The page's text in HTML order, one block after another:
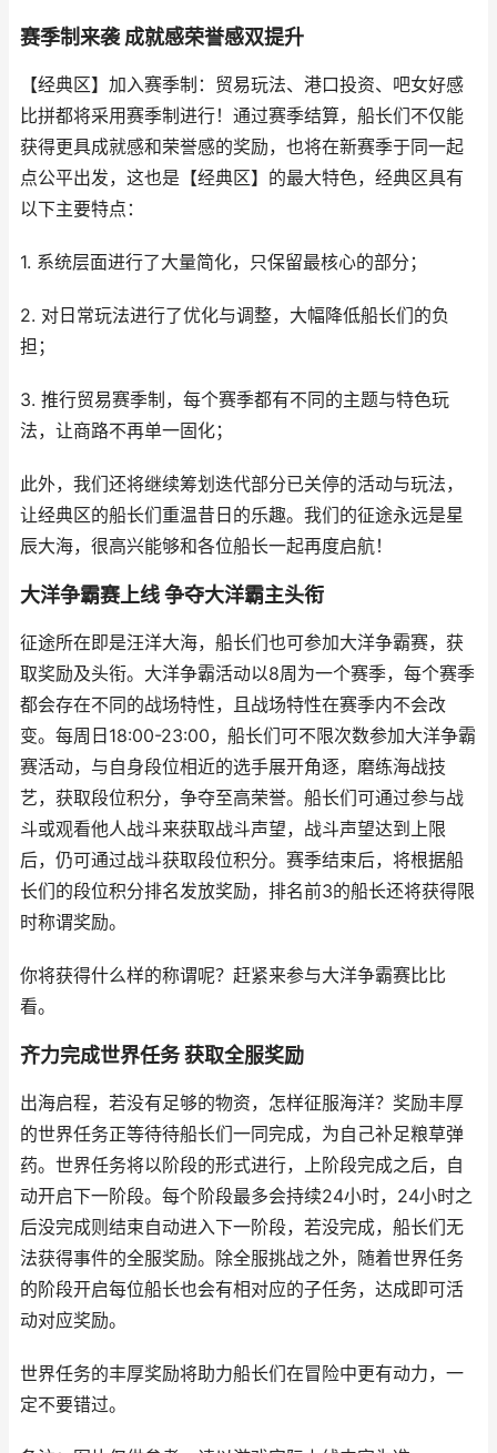
赛季制来袭 成就感荣誉感双提升
【经典区】加入赛季制：贸易玩法、港口投资、吧女好感
比拼都将采用赛季制进行！通过赛季结算，船长们不仅能
获得更具成就感和荣誉感的奖励，也将在新赛季于同一起
点公平出发，这也是【经典区】的最大特色，经典区具有
以下主要特点：
1. 系统层面进行了大量简化，只保留最核心的部分；
2. 对日常玩法进行了优化与调整，大幅降低船长们的负
担；
3. 推行贸易赛季制，每个赛季都有不同的主题与特色玩
法，让商路不再单一固化；
此外，我们还将继续筹划迭代部分已关停的活动与玩法，
让经典区的船长们重温昔日的乐趣。我们的征途永远是星
辰大海，很高兴能够和各位船长一起再度启航！
大洋争霸赛上线 争夺大洋霸主头衔
征途所在即是汪洋大海，船长们也可参加大洋争霸赛，获
取奖励及头衔。大洋争霸活动以8周为一个赛季，每个赛季
都会存在不同的战场特性，且战场特性在赛季内不会改
变。每周日18:00-23:00，船长们可不限次数参加大洋争霸
赛活动，与自身段位相近的选手展开角逐，磨练海战技
艺，获取段位积分，争夺至高荣誉。船长们可通过参与战
斗或观看他人战斗来获取战斗声望，战斗声望达到上限
后，仍可通过战斗获取段位积分。赛季结束后，将根据船
长们的段位积分排名发放奖励，排名前3的船长还将获得限
时称谓奖励。
你将获得什么样的称谓呢？赶紧来参与大洋争霸赛比比
看。
齐力完成世界任务 获取全服奖励
出海启程，若没有足够的物资，怎样征服海洋？奖励丰厚
的世界任务正等待待船长们一同完成，为自己补足粮草弹
药。世界任务将以阶段的形式进行，上阶段完成之后，自
动开启下一阶段。每个阶段最多会持续24小时，24小时之
后没完成则结束自动进入下一阶段，若没完成，船长们无
法获得事件的全服奖励。除全服挑战之外，随着世界任务
的阶段开启每位船长也会有相对应的子任务，达成即可活
动对应奖励。
世界任务的丰厚奖励将助力船长们在冒险中更有动力，一
定不要错过。